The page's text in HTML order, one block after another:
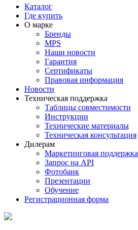
Каталог
Где купить
О марке
Бренды
MPS
Наши новости
Гарантия
Сертификаты
Правовая информация
Новости
Техническая поддержка
Таблицы совместимости
Инструкции
Технические материалы
Техническая консультация
Дилерам
Маркетинговая поддержка
Запрос на API
Фотобанк
Презентации
Обучение
Регистрационная форма